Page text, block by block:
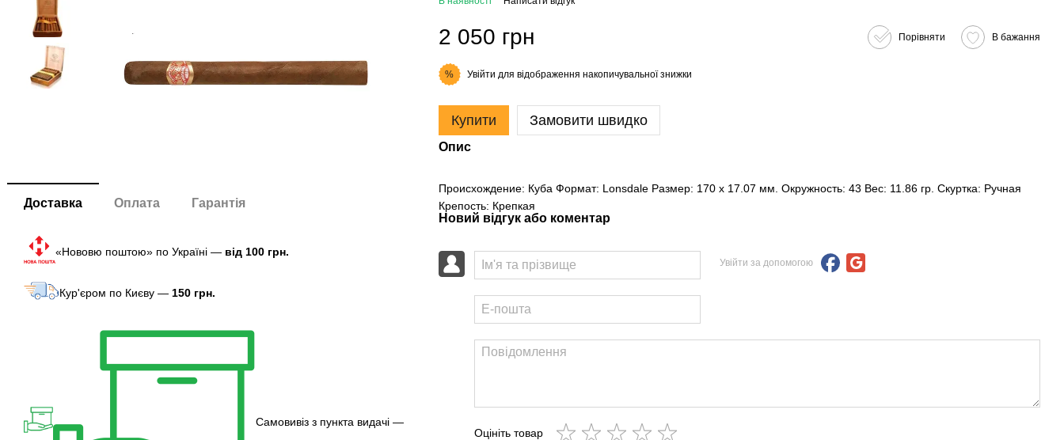
Доставка Оплата Гарантія
«Нововю поштою» по Україні — від 100 грн.
Кур'єром по Києву — 150 грн.
Самовивіз з пункта видачі —
2 050 грн Порівняти В бажання
% Увійти для відображення накопичувальної знижки
Купити Замовити швидко
Опис
Происхождение: Куба Формат: Lonsdale Размер: 170 x 17.07 мм. Окружность: 43 Вес: 11.86 гр. Скуртка: Ручная
Крепость: Крепкая
Новий відгук або коментар
Увійти за допомогою
Оцініть товар